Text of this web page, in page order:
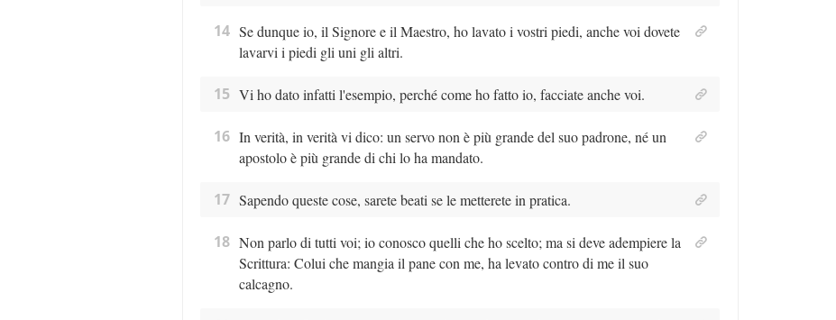
14 Se dunque io, il Signore e il Maestro, ho lavato i vostri piedi, anche voi dovete
lavarvi i piedi gli uni gli altri.
15 Vi ho dato infatti l'esempio, perché come ho fatto io, facciate anche voi.
16 In verità, in verità vi dico: un servo non è più grande del suo padrone, né un
apostolo è più grande di chi lo ha mandato.
17 Sapendo queste cose, sarete beati se le metterete in pratica.
18 Non parlo di tutti voi; io conosco quelli che ho scelto; ma si deve adempiere la
Scrittura: Colui che mangia il pane con me, ha levato contro di me il suo
calcagno.